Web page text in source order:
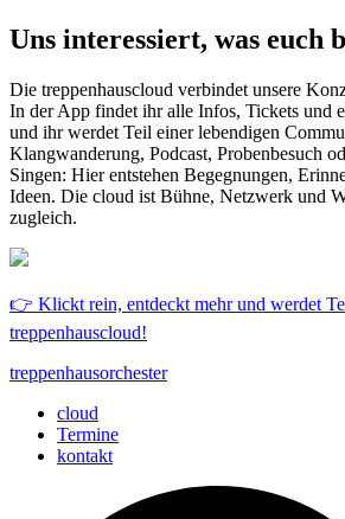
Uns interessiert, was euch
Die treppenhauscloud verbindet unsere
In der App findet ihr alle Infos, Tickets und
und ihr werdet Teil einer lebendigen
Klangwanderung, Podcast, Probenbesuch
Singen: Hier entstehen Begegnungen,
Ideen. Die cloud ist Bühne, Netzwerk und
zugleich.
👉 Klickt rein, entdeckt mehr und werdet
treppenhauscloud!
treppenhausorchester
cloud
Termine
kontakt